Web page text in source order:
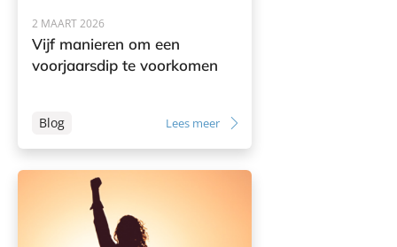
2 MAART 2026
Vijf manieren om een
voorjaarsdip te voorkomen
Blog Lees meer